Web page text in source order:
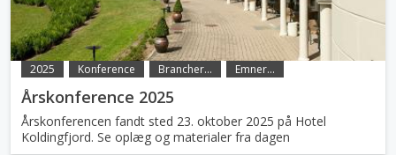
2025 Konference Brancher... Emner...
Årskonference 2025
Årskonferencen fandt sted 23. oktober 2025 på Hotel
Koldingfjord. Se oplæg og materialer fra dagen